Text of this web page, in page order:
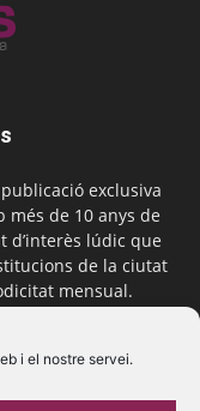
i el nostre servei.
exclusiva
més de 10 anys de
d’interès lúdic que
de la ciutat
mensual.